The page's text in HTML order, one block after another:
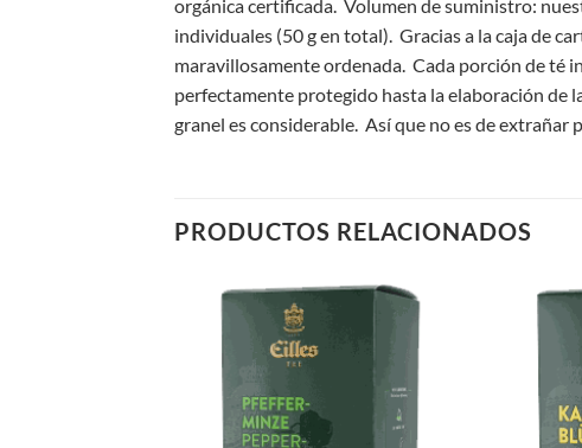
orgánica certificada. Volumen de suministro:
individuales (50 g en total). Gracias a la caja de
maravillosamente ordenada. Cada porción de té
perfectamente protegido hasta la elaboración de
granel es considerable. Así que no es de extrañar
PRODUCTOS RELACIONADOS